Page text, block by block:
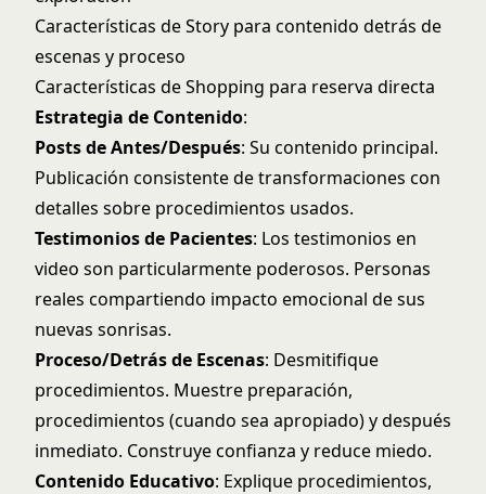
Características de Story para contenido detrás de
escenas y proceso
Características de Shopping para reserva directa
Estrategia de Contenido:
Posts de Antes/Después: Su contenido principal.
Publicación consistente de transformaciones con
detalles sobre procedimientos usados.
Testimonios de Pacientes: Los testimonios en
video son particularmente poderosos. Personas
reales compartiendo impacto emocional de sus
nuevas sonrisas.
Proceso/Detrás de Escenas: Desmitifique
procedimientos. Muestre preparación,
procedimientos (cuando sea apropiado) y después
inmediato. Construye confianza y reduce miedo.
Contenido Educativo: Explique procedimientos,